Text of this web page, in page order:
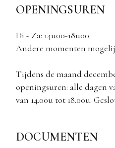
OPENINGSUREN
Di - Za: 14u00-18u00
Andere momenten
Tijdens de maand
openingsuren: alle dagen
van 14.00u tot 18.00u.
DOCUMENTEN